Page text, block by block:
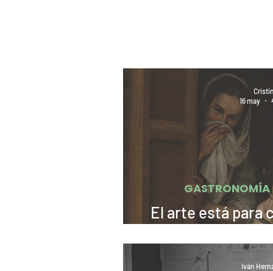
El arte está para
GASTRONOMÍA
16 may
Iván